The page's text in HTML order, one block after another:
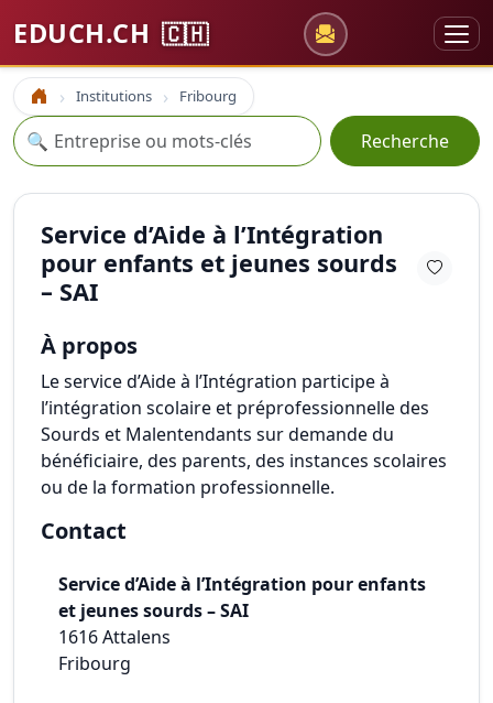
EDUCH.CH 🇨🇭
Accueil Institutions Fribourg
Recherche
🔍 Recherche
Service d’Aide à l’Intégration
pour enfants et jeunes sourds
– SAI
À propos
Le service d’Aide à l’Intégration participe à
l’intégration scolaire et préprofessionnelle des
Sourds et Malentendants sur demande du
bénéficiaire, des parents, des instances scolaires
ou de la formation professionnelle.
Contact
Service d’Aide à l’Intégration pour enfants
et jeunes sourds – SAI
1616Attalens
Fribourg